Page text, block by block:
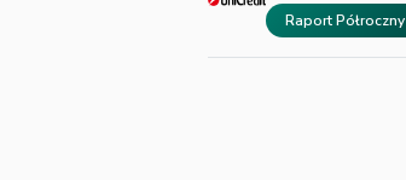
Raport Półroczny